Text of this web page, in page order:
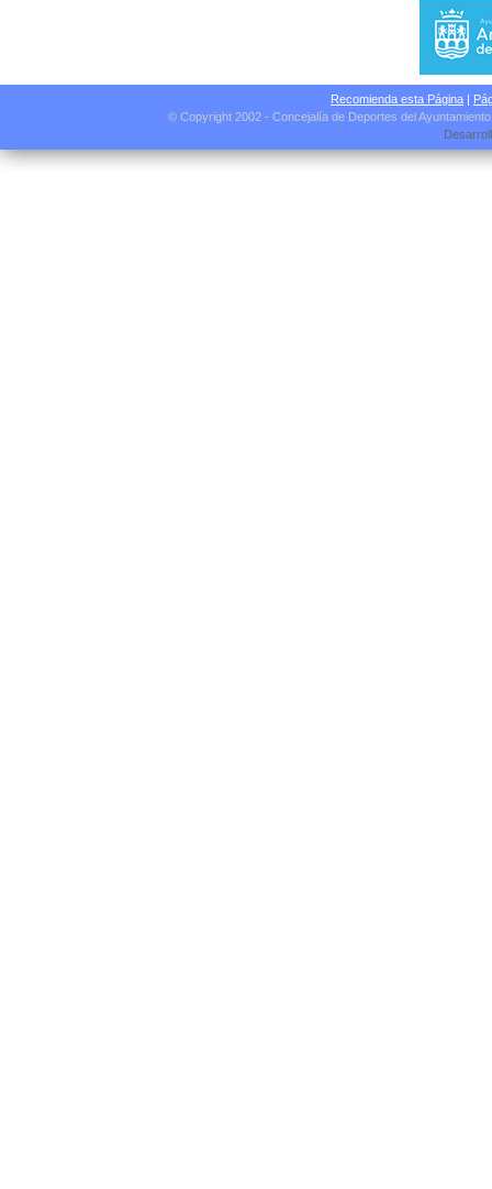
Recomienda esta Página |
© Copyright 2002 - Concejalía de Deportes del